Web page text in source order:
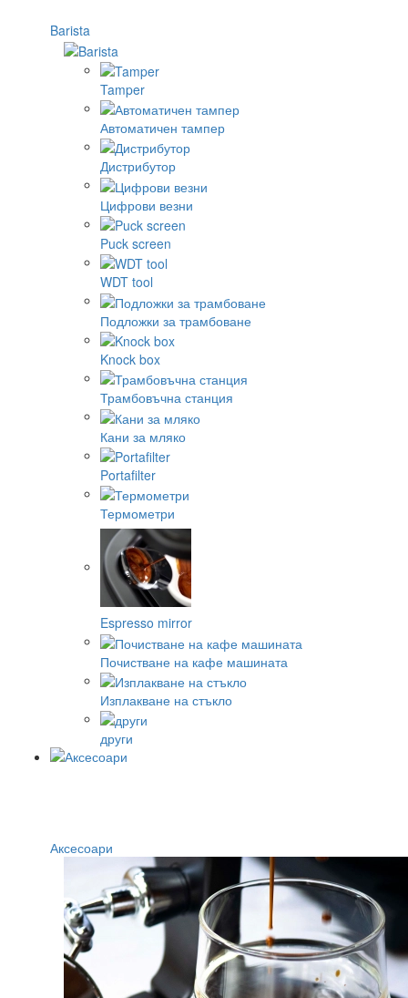
Barista
Tamper
Автоматичен тампер
Дистрибутор
Цифрови везни
Puck screen
WDT tool
Подложки за трамбоване
Knock box
Трамбовъчна станция
Кани за мляко
Portafilter
Термометри
Espresso mirror
Почистване на кафе машината
Изплакване на стъкло
други
Аксесоари